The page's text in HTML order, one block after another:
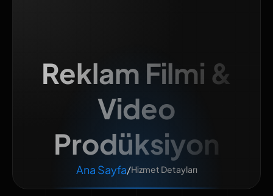
Reklam Filmi &
Video
Prodüksiyon
Ana Sayfa/Hizmet Detayları